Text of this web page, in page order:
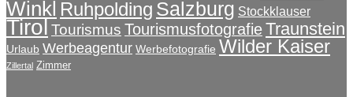
Winkl Ruhpolding Salzburg Stockklauser
TirolTourismus TourismusfotografieTraunstein
Urlaub Werbeagentur Werbefotografie Wilder Kaiser
Zillertal Zimmer